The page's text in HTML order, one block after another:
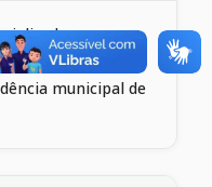
para
de informática,
municipal de